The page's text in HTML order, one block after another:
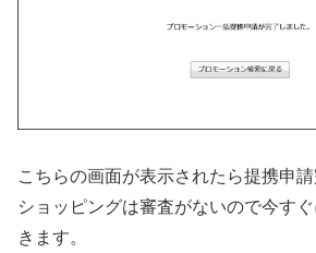
こちらの画面が表示されたら提携申
ショッピングは審査がないので今す
きます。